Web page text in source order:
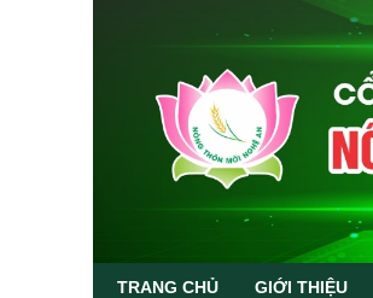
TRANG CHỦ GIỚI THIỆU